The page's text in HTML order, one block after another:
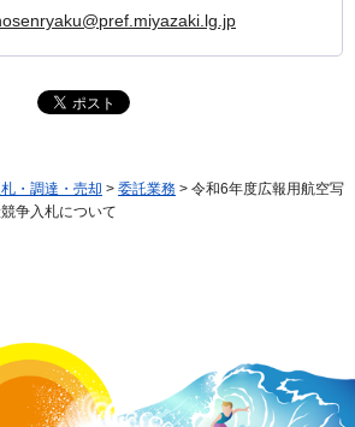
札・調達・売却 > 委託業務 > 令和6年度広報用航空写
争入札について